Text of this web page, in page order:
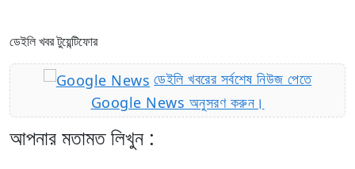
ডেইলি খবর টুয়েন্টিফোর
ডেইলি খবরের সর্বশেষ নিউজ পেতে
Google News অনুসরণ করুন।
আপনার মতামত লিখুন :